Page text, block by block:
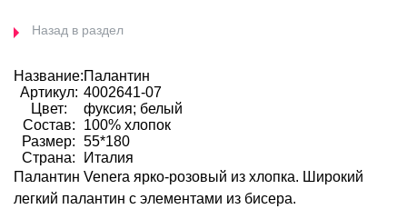
Назад в раздел
Название:Палантин
Артикул: 4002641-07
Цвет:
фуксия; белый
Состав:
100% хлопок
Размер: 55*180
Страна:
Италия
Палантин Venera ярко-розовый из хлопка. Широкий
легкий палантин с элементами из бисера.